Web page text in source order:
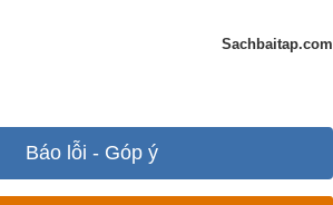
Sachbaitap.com
Báo lỗi - Góp ý